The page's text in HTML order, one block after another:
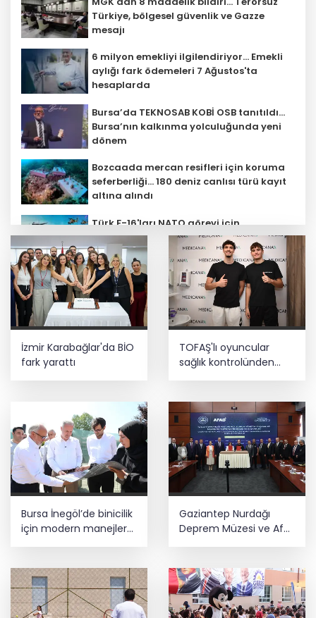
Türkiye, bölgesel güvenlik ve Gazze
mesajı
6 milyon emekliyi ilgilendiriyor... Emekli
aylığı fark ödemeleri 7 Ağustos'ta
hesaplarda
Bursa’da TEKNOSAB KOBİ OSB tanıtıldı...
Bursa’nın kalkınma yolculuğunda yeni
dönem
Bozcaada mercan resifleri için koruma
seferberliği... 180 deniz canlısı türü kayıt
altına alındı
Türk F-16'ları NATO görevi için
Estonya'da... MSB yerli savunma
sistemleriyle güçleniyor
Teröristler teslim olmaya devam
ediyor... Hudutlarda 490 kişi yakalandı
YÖK'ten uluslararası mezunlara ikamet
kolaylığı... Süre 2 yıla kadar
30 ilde DEAŞ'a 104 gözaltı!
İzmir Karabağlar'da BİO
fark yarattı
TOFAŞ'lı oyuncular
sağlık kontrolünden
Bursa İnegöl’de binicilik
için modern manejler
yapılıyor
Gaziantep Nurdağı
Deprem Müzesi ve Afet
Farkındalık Merkezi için